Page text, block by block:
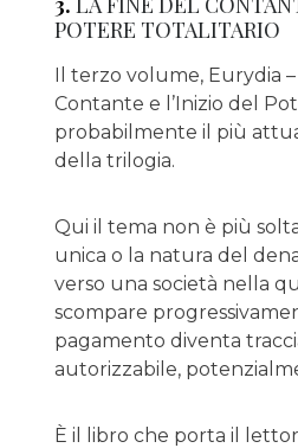
POTERE TOTALITARIO
Il terzo volume, Eurydia –
Contante e l’Inizio del
probabilmente il più
della trilogia.
Qui il tema non è più
unica o la natura del
verso una società nella
scompare
pagamento diventa
autorizzabile,
È il libro che porta il